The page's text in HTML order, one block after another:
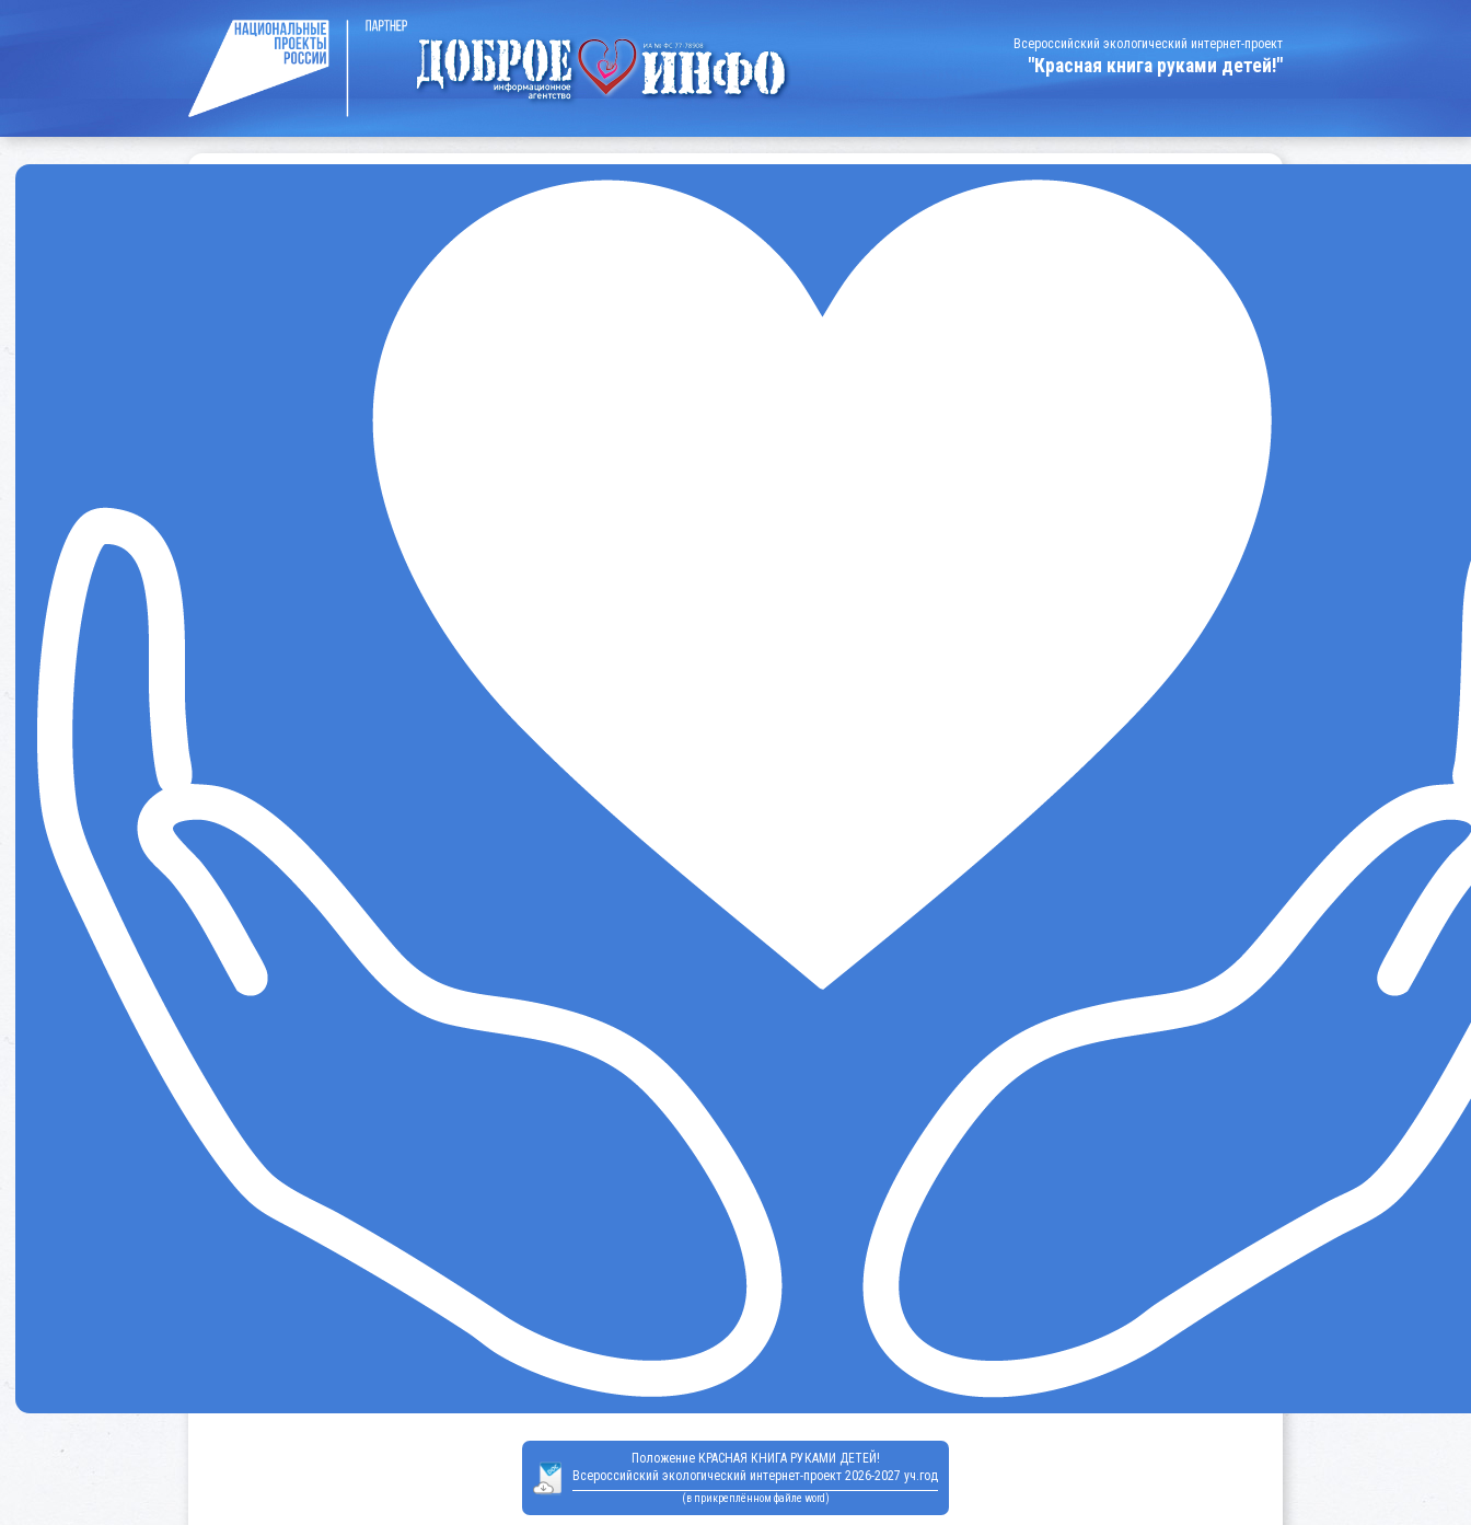
Всероссийский экологический интернет-проект
"Красная книга руками детей!"
Положение КРАСНАЯ КНИГА РУКАМИ ДЕТЕЙ!
Всероссийский экологический интернет-проект 2026-2027 уч.год
(в прикреплённом файле word)